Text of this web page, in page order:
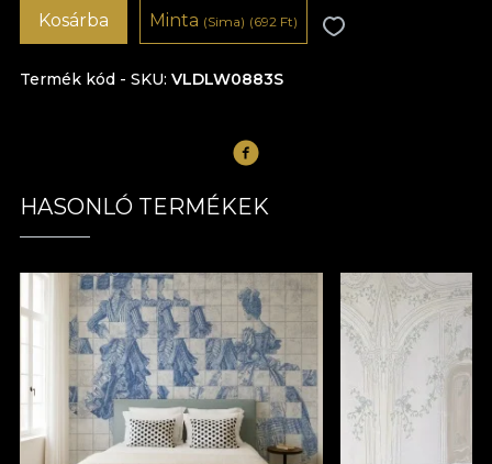
Termék kód - SKU VLDLW0883S
Kosárba Minta (Sima) (692 Ft)
HASONLÓ TERMÉKEK